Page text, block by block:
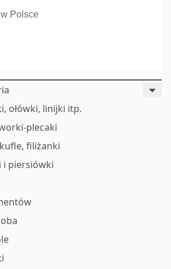
ołówki, linijki itp.
plecaki
filiżanki
i piersiówki
Polsce